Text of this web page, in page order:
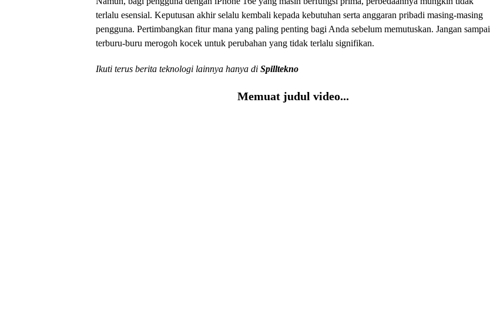
terlalu esensial. Keputusan akhir selalu kembali kepada kebutuhan serta anggaran pribadi masing-masing
pengguna. Pertimbangkan fitur mana yang paling penting bagi Anda sebelum memutuskan. Jangan sampai
terburu-buru merogoh kocek untuk perubahan yang tidak terlalu signifikan.
Ikuti terus berita teknologi lainnya hanya di Spilltekno
Memuat judul video...